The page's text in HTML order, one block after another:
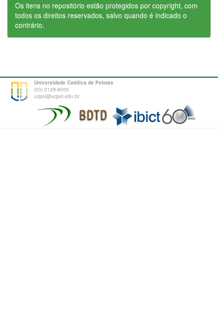
Os itens no repositório estão protegidos por copyright, com
todos os direitos reservados, salvo quando é indicado o
contrário.
Universidade Católica de Pelotas
(53) 2128-8000
ucpel@ucpel.edu.br